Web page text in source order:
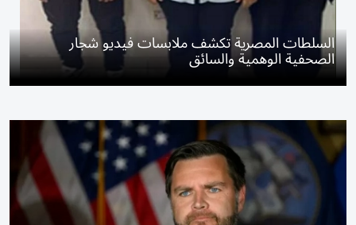
السلطات المصرية تكشف ملابسات فيديو شجار
الصحفية الوهمية والسائق